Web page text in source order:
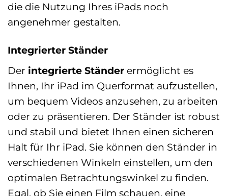
die die Nutzung Ihres iPads noch
angenehmer gestalten.
Integrierter Ständer
Der integrierte Ständer ermöglicht es
Ihnen, Ihr iPad im Querformat aufzustellen,
um bequem Videos anzusehen, zu arbeiten
oder zu präsentieren. Der Ständer ist robust
und stabil und bietet Ihnen einen sicheren
Halt für Ihr iPad. Sie können den Ständer in
verschiedenen Winkeln einstellen, um den
optimalen Betrachtungswinkel zu finden.
Egal, ob Sie einen Film schauen, eine